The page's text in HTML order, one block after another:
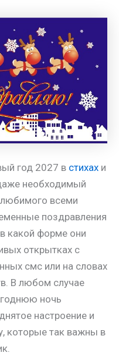
год 2027 в стихах и
необходимый
любимого всеми
поздравления
какой форме они
открытках с
смс или на словах
В любом случае
ночь
настроение и
которые так важны в